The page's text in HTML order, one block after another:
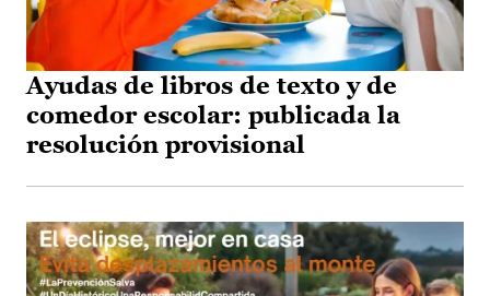
Ayudas de libros de texto y de
comedor escolar: publicada la
resolución provisional